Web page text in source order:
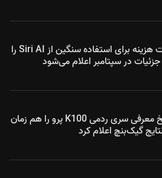
اپل دریافت هزینه برای استفاده سنگین از Siri AI را
جزئیات در سپتامبر اعلام می‌شود
ردمی تاریخ معرفی سری ردمی K100 پرو را هم زمان
گیک‌بنچ اعلام کرد